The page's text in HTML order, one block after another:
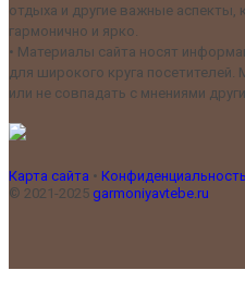
отдыха и другие важные
гармонично и ярко.
• Материалы сайта носят
для широкого круга
или не совпадать с мнениями
Карта сайта • Конфиденциальность
© 2021-2025 garmoniyavtebe.ru